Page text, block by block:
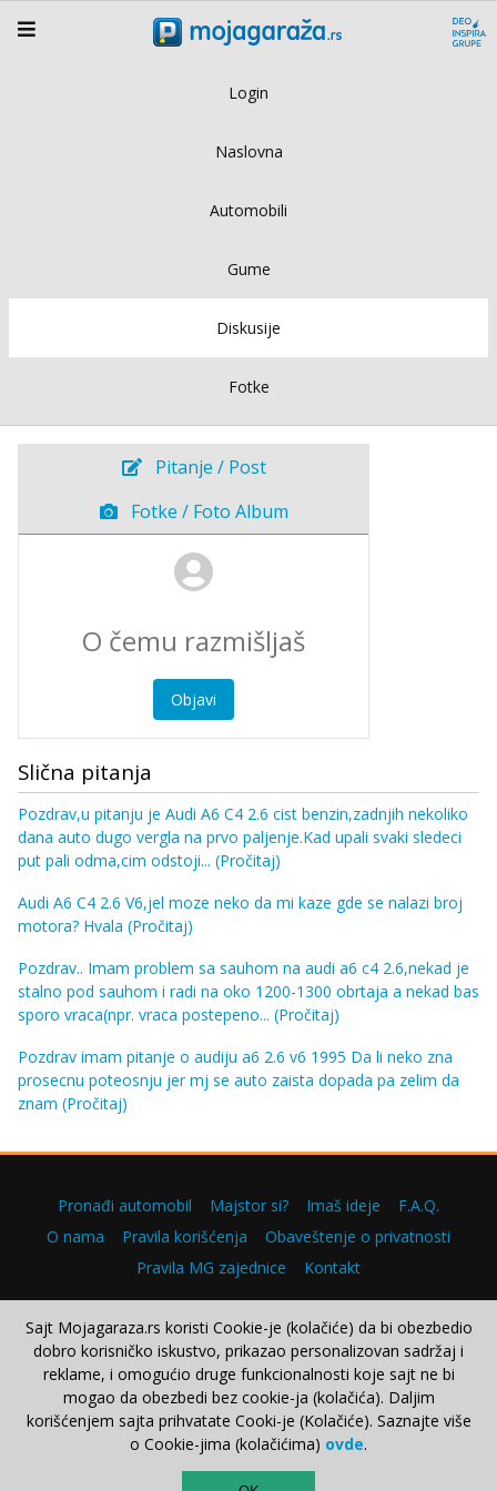
Login
Naslovna
Automobili
Gume
Diskusije
Fotke
Pitanje / Post
Fotke / Foto Album
Objavi
Slična pitanja
Pozdrav,u pitanju je Audi A6 C4 2.6 cist benzin,zadnjih nekoliko
dana auto dugo vergla na prvo paljenje.Kad upali svaki sledeci
put pali odma,cim odstoji... (Pročitaj)
Audi A6 C4 2.6 V6,jel moze neko da mi kaze gde se nalazi broj
motora? Hvala (Pročitaj)
Pozdrav.. Imam problem sa sauhom na audi a6 c4 2.6,nekad je
stalno pod sauhom i radi na oko 1200-1300 obrtaja a nekad bas
sporo vraca(npr. vraca postepeno... (Pročitaj)
Pozdrav imam pitanje o audiju a6 2.6 v6 1995 Da li neko zna
prosecnu poteosnju jer mj se auto zaista dopada pa zelim da
znam (Pročitaj)
Pronađi automobil Majstor si? Imaš ideje
F.A.Q.
O nama
Pravila korišćenja
Obaveštenje o privatnosti
Pravila MG zajednice
Kontakt
Copyright © 2000–2026.
Sajt Mojagaraza.rs koristi Cookie-je (kolačiće) da bi obezbedio
dobro korisničko iskustvo, prikazao personalizovan sadržaj i
reklame, i omogućio druge funkcionalnosti koje sajt ne bi
mogao da obezbedi bez cookie-ja (kolačića). Daljim
korišćenjem sajta prihvatate Cooki-je (Kolačiće). Saznajte više
o Cookie-jima (kolačićima) ovde.